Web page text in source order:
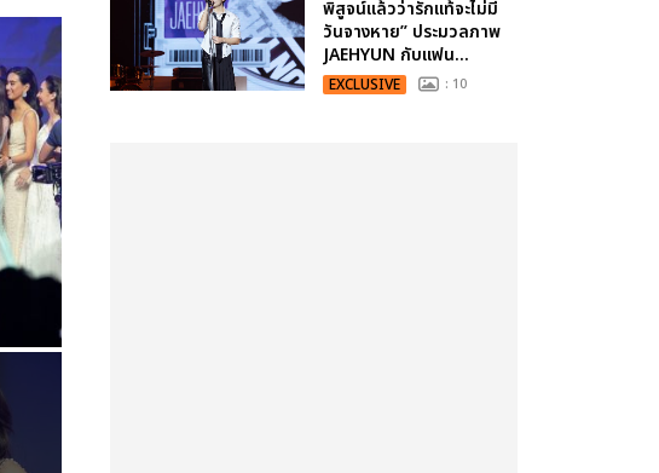
พิสูจน์แล้วว่ารักแท้จะไม่มี
วันจางหาย” ประมวลภาพ
JAEHYUN กับแฟน...
EXCLUSIVE : 10